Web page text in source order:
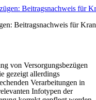
Beitragsnachweis für
von Versorgungsbezügen
gezeigt allerdings
Verarbeitungen in
Infotypen der